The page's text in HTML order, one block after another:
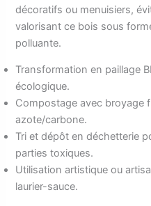
décoratifs ou menuisiers,
valorisant ce bois sous
polluante.
Transformation en paillage
écologique.
Compostage avec broyage
azote/carbone.
Tri et dépôt en déchetterie
parties toxiques.
Utilisation artistique ou
laurier-sauce.